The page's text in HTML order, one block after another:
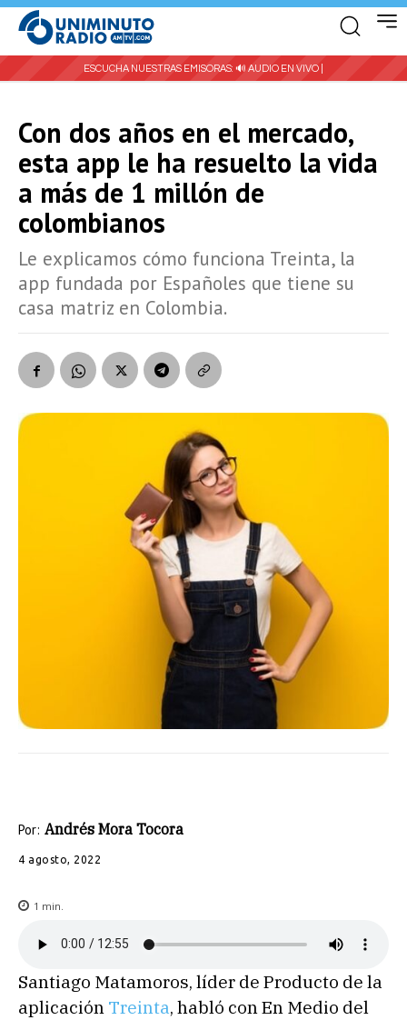
ESCUCHA NUESTRAS EMISORAS: 🔊 AUDIO EN VIVO |
Con dos años en el mercado,
esta app le ha resuelto la vida
a más de 1 millón de
colombianos
Le explicamos cómo funciona Treinta, la
app fundada por Españoles que tiene su
casa matriz en Colombia.
Por: Andrés Mora Tocora
4 agosto, 2022
1 min.
Santiago Matamoros, líder de Producto de la
aplicación Treinta, habló con En Medio del